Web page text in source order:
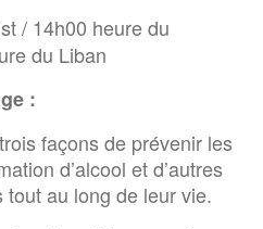
/ 14h00 heure du
du Liban
:
façons de prévenir les
d’alcool et d’autres
au long de leur vie.